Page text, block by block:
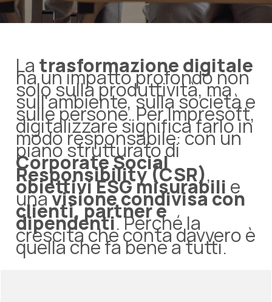
La trasformazione digitale
ha un impatto profondo non
solo sulla produttività, ma
sull'ambiente, sulla società e
sulle persone. Per Impresoft,
digitalizzare significa farlo in
modo responsabile: con un
piano strutturato di
Corporate Social
Responsibility (CSR),
obiettivi ESG misurabili e
unavisione condivisa con
clienti, partner e
dipendenti. Perché la
crescita che conta davvero è
quella che fa bene a tutti.